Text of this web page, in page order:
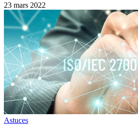
23 mars 2022
Astuces